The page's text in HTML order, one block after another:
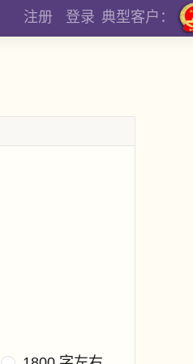
注册 登录 典型客户：